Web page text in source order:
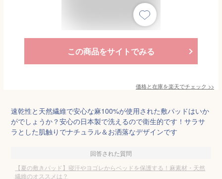
この商品をサイトでみる
価格と在庫を楽天でチェック >>
速乾性と天然繊維で安心な麻100%が使用された敷パッドはいか
がでしょうか？安心の日本製で洗えるので衛生的です！サラサ
ラとした肌触りでナチュラル＆お洒落なデザインです
回答された質問
【夏の敷きパッド】寝汗やヨゴレからベッドを保護する！麻素材・天然
繊維のオススメは？